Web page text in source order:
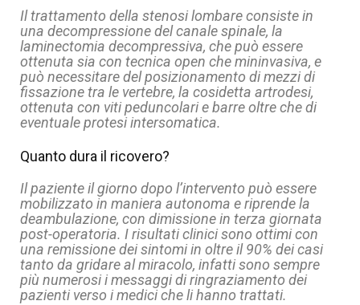
Il trattamento della stenosi lombare consiste in
una decompressione del canale spinale, la
laminectomia decompressiva, che può essere
ottenuta sia con tecnica open che mininvasiva, e
può necessitare del posizionamento di mezzi di
fissazione tra le vertebre, la cosidetta artrodesi,
ottenuta con viti peduncolari e barre oltre che di
eventuale protesi intersomatica.
Quanto dura il ricovero?
Il paziente il giorno dopo l’intervento può essere
mobilizzato in maniera autonoma e riprende la
deambulazione, con dimissione in terza giornata
post-operatoria. I risultati clinici sono ottimi con
una remissione dei sintomi in oltre il 90% dei casi
tanto da gridare al miracolo, infatti sono sempre
più numerosi i messaggi di ringraziamento dei
pazienti verso i medici che li hanno trattati.